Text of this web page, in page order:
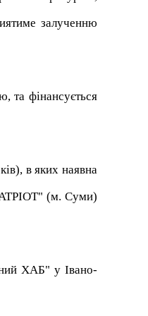
залученню
та фінансується
в яких наявна
(м. Суми)
ХАБ" у Івано-